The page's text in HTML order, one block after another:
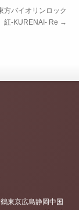
方バイオリンロック
紅-KURENAI- Re →
東京広島静岡中国